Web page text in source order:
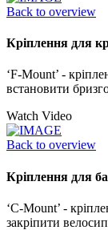
Back to overview
Кріплення для
‘F-Mount’ -
встановити
Watch Video
Back to overview
Кріплення для
‘C-Mount’ -
закріпити